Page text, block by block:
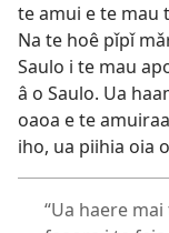
te amui e te mau
Na te hoê pǐpǐ
Saulo i te mau
â o Saulo. Ua
oaoa e te
iho, ua piihia oia
“Ua haere